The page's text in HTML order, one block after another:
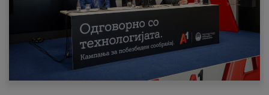
Поддршка
Надополни кредит